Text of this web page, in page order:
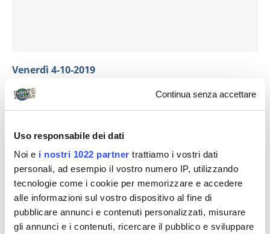
Continua senza accettare
Uso responsabile dei dati
Noi e i nostri 1022 partner trattiamo i vostri dati
personali, ad esempio il vostro numero IP, utilizzando
tecnologie come i cookie per memorizzare e accedere
alle informazioni sul vostro dispositivo al fine di
pubblicare annunci e contenuti personalizzati, misurare
gli annunci e i contenuti, ricercare il pubblico e sviluppare
Venerdì 4-10-2019
Si parte alle 9 direzione est, incontriamo un posto di
controllo, dove viene richiesto il permesso per
entrare nel Bhutan Centrale. Saliamo fino al
l’orizzonte che comprende diverse cime superiori ai
6000 e 7000 metri. Su una collinetta a forma
semisferica sono stati costruiti 108 piccoli “chorten
(piccole costruzioni che custodiscono reliquie e
offerte) disposti in cerchi concentrici, sono cellette